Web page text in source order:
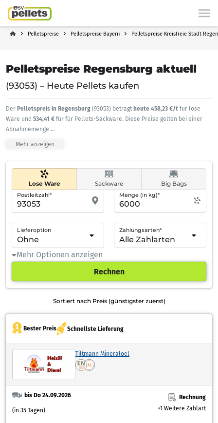
Pelletspreise Pelletspreise Bayern Pelletspreise Kreisfreie Stadt
Pelletspreise Regensburg aktuell
(93053) – Heute Pellets kaufen
Der Pelletspreis in Regensburg (93053) beträgt heute 458,23 €/t für lose
Ware und 534,41 € für für Pellets-Sackware. Diese Preise gelten bei einer
Abnahmemenge ...
Mehr anzeigen
Lose Ware Sackware Big Bags
Postleitzahl* Menge (in kg)*
Lieferoption Zahlungsarten*
Mehr Optionen anzeigen
Rechnen
Sortiert nach Preis (günstigster zuerst)
Bester Preis Schnellste Lieferung
Tiltmann Mineraloel
bis Do 24.09.2026
(in 35 Tagen)
Rechnung
+1 Weitere Zahlart